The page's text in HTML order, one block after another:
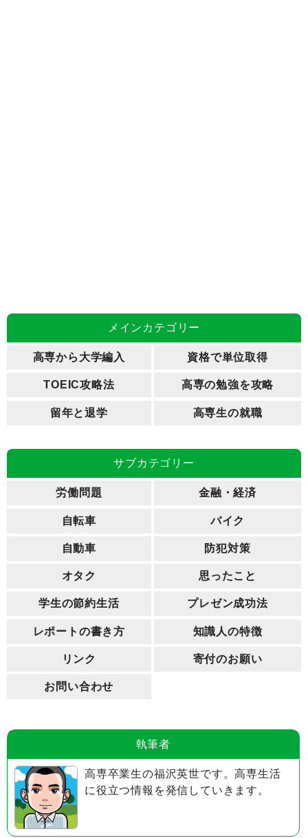
メインカテゴリー
高専から大学編入 資格で単位取得
TOEIC攻略法 高専の勉強を攻略
留年と退学 高専生の就職
サブカテゴリー
労働問題 金融・経済
自転車 バイク
自動車 防犯対策
オタク 思ったこと
学生の節約生活 プレゼン成功法
レポートの書き方 知識人の特徴
リンク 寄付のお願い
お問い合わせ
執筆者
高専卒業生の福沢英世です。高専生活
に役立つ情報を発信していきます。